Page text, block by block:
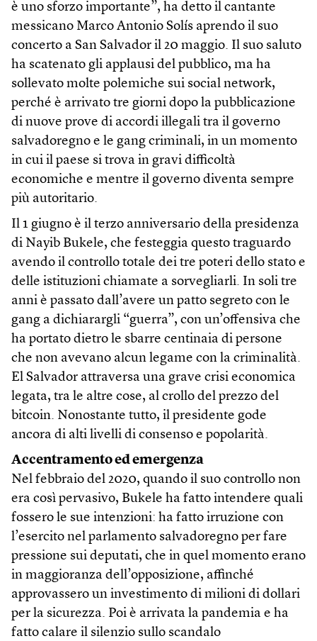
è uno sforzo importante”, ha detto il cantante
messicano Marco Antonio Solís aprendo il suo
concerto a San Salvador il 20 maggio. Il suo saluto
ha scatenato gli applausi del pubblico, ma ha
sollevato molte polemiche sui social network,
perché è arrivato tre giorni dopo la pubblicazione
di nuove prove di accordi illegali tra il governo
salvadoregno e le gang criminali, in un momento
in cui il paese si trova in gravi difficoltà
economiche e mentre il governo diventa sempre
più autoritario.
Il 1 giugno è il terzo anniversario della presidenza
di Nayib Bukele, che festeggia questo traguardo
avendo il controllo totale dei tre poteri dello stato e
delle istituzioni chiamate a sorvegliarli. In soli tre
anni è passato dall’avere un patto segreto con le
gang a dichiarargli “guerra”, con un’offensiva che
ha portato dietro le sbarre centinaia di persone
che non avevano alcun legame con la criminalità.
El Salvador attraversa una grave crisi economica
legata, tra le altre cose, al crollo del prezzo del
bitcoin. Nonostante tutto, il presidente gode
ancora di alti livelli di consenso e popolarità.
Accentramento ed emergenza
Nel febbraio del 2020, quando il suo controllo non
era così pervasivo, Bukele ha fatto intendere quali
fossero le sue intenzioni: ha fatto irruzione con
l’esercito nel parlamento salvadoregno per fare
pressione sui deputati, che in quel momento erano
in maggioranza dell’opposizione, affinché
approvassero un investimento di milioni di dollari
per la sicurezza. Poi è arrivata la pandemia e ha
fatto calare il silenzio sullo scandalo